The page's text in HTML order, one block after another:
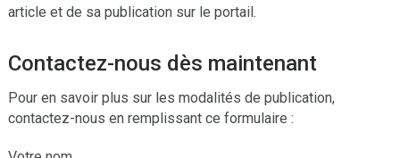
article et de sa publication sur le portail.
Contactez-nous dès maintenant
Pour en savoir plus sur les modalités de publication,
contactez-nous en remplissant ce formulaire :